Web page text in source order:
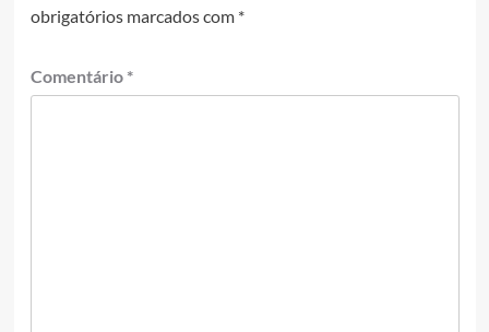
obrigatórios marcados com *
Comentário *